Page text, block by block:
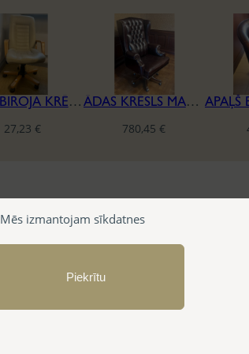
Mēs izmantojam sīkdatnes
Piekrītu
ĀDAS BIROJA KRĒSLS
27,23€
ĀDAS KRĒSLS MASCHERONI “THE PRESIDENT”
780,45€